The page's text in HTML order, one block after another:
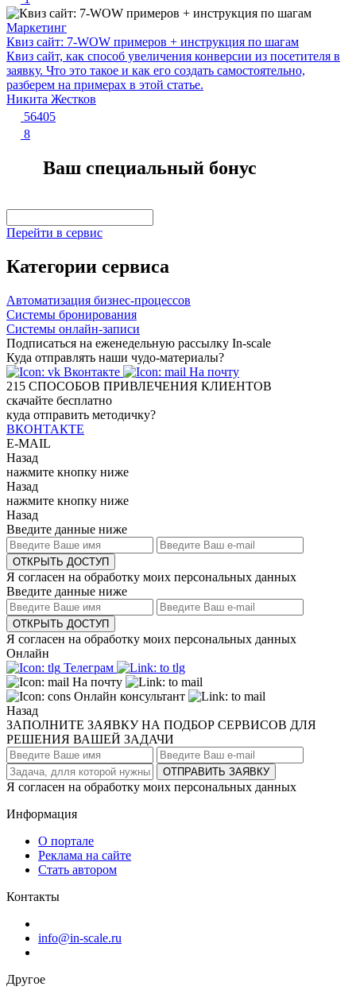
Маркетинг
Квиз сайт: 7-WOW примеров + инструкция по шагам
Квиз сайт, как способ увеличения конверсии из посетителя в
заявку. Что это такое и как его создать самостоятельно,
разберем на примерах в этой статье.
Никита Жестков
56405
8
Ваш специальный бонус
Перейти в сервис
Категории сервиса
Автоматизация бизнес-процессов
Системы бронирования
Системы онлайн-записи
Подписаться на еженедельную рассылку In-scale
Куда отправлять наши чудо-материалы?
Вконтакте
На почту
215 СПОСОБОВ ПРИВЛЕЧЕНИЯ КЛИЕНТОВ
скачайте бесплатно
куда отправить методичку?
ВКОНТАКТЕ
E-MAIL
Назад
нажмите кнопку ниже
Назад
нажмите кнопку ниже
Назад
Введите данные ниже
ОТКРЫТЬ ДОСТУП
Я согласен на обработку моих персональных данных
Введите данные ниже
ОТКРЫТЬ ДОСТУП
Я согласен на обработку моих персональных данных
Онлайн
Телеграм
На почту
Онлайн консультант
Назад
ЗАПОЛНИТЕ ЗАЯВКУ НА ПОДБОР СЕРВИСОВ ДЛЯ
РЕШЕНИЯ ВАШЕЙ ЗАДАЧИ
ОТПРАВИТЬ ЗАЯВКУ
Я согласен на обработку моих персональных данных
Информация
О портале
Реклама на сайте
Стать автором
Контакты
info@in-scale.ru
Другое